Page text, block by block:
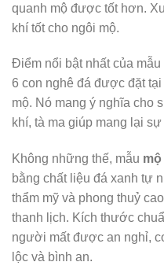
quanh mộ được tốt hơn.
khí tốt cho ngôi mộ.
Điểm nổi bật nhất của mẫu
6 con nghê đá được đặt
mộ. Nó mang ý nghĩa cho
khí, tà ma giúp mang lại
Không những thế, mẫu
bằng chất liệu đá xanh tự
thẩm mỹ và phong thuỷ
thanh lịch. Kích thước
người mất được an nghỉ,
lộc và bình an.